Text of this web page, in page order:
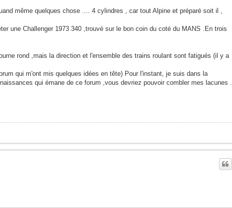
même quelques chose .... 4 cylindres , car tout Alpine et préparé soit il ,
une Challenger 1973 340 ,trouvé sur le bon coin du coté du MANS .En trois
rond ,mais la direction et l'ensemble des trains roulant sont fatigués (il y a
qui m'ont mis quelques idées en tête) Pour l'instant, je suis dans la
qui émane de ce forum ,vous devriez pouvoir combler mes lacunes .